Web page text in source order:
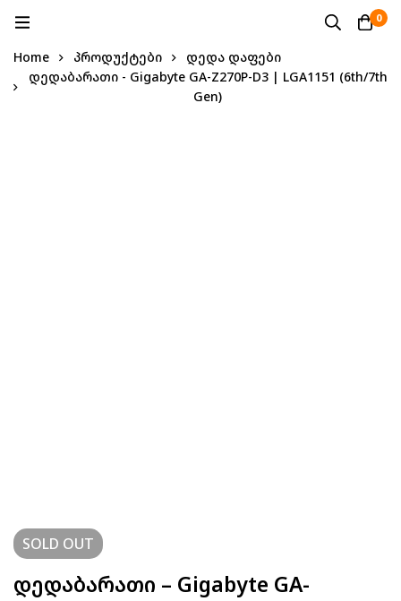
0
Home პროდუქტები
დედა დაფები
დედაბარათი - Gigabyte GA-Z270P-D3 | LGA1151 (6th/7th
Gen)
SOLD OUT
Დედაბარათი – Gigabyte GA-